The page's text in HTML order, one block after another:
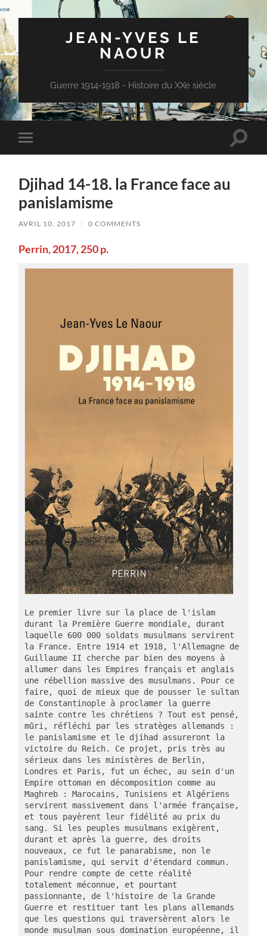
JEAN-YVES LE
NAOUR
Guerre 1914-1918 - Histoire du XXe siècle
Toggle
mobile
Toggle
Djihad 14-18. la France face au
panislamisme
AVRIL 10, 2017 / 0 COMMENTS
Perrin, 2017, 250 p.
Le premier livre sur la place de l'islam
durant la Première Guerre mondiale, durant
laquelle 600 000 soldats musulmans servirent
la France. Entre 1914 et 1918, l'Allemagne de
Guillaume II cherche par bien des moyens à
allumer dans les Empires français et anglais
une rébellion massive des musulmans. Pour ce
faire, quoi de mieux que de pousser le sultan
de Constantinople à proclamer la guerre
sainte contre les chrétiens ? Tout est pensé,
mûri, réfléchi par les stratèges allemands :
le panislamisme et le djihad assureront la
victoire du Reich. Ce projet, pris très au
sérieux dans les ministères de Berlin,
Londres et Paris, fut un échec, au sein d'un
Empire ottoman en décomposition comme au
Maghreb : Marocains, Tunisiens et Algériens
servirent massivement dans l'armée française,
et tous payèrent leur fidélité au prix du
sang. Si les peuples musulmans exigèrent,
durant et après la guerre, des droits
nouveaux, ce fut le panarabisme, non le
panislamisme, qui servit d'étendard commun.
Pour rendre compte de cette réalité
totalement méconnue, et pourtant
passionnante, de l'histoire de la Grande
Guerre et restituer tant les plans allemands
que les questions qui traversèrent alors le
monde musulman sous domination européenne, il